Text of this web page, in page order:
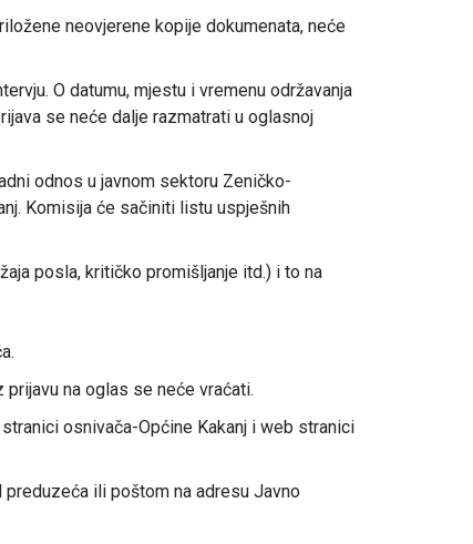
neovjerene kopije dokumenata, neće
O datumu, mjestu i vremenu održavanja
se neće dalje razmatrati u oglasnoj
odnos u javnom sektoru Zeničko-
Komisija će sačiniti listu uspješnih
posla, kritičko promišljanje itd.) i to na
na oglas se neće vraćati.
osnivača-Općine Kakanj i web stranici
ili poštom na adresu Javno